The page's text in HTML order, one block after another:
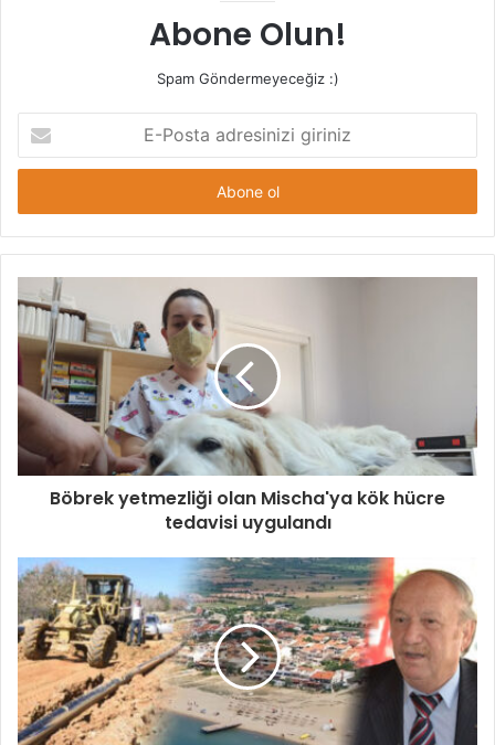
Abone Olun!
Spam Göndermeyeceğiz :)
Posta
adresinizi
Böbrek yetmezliği olan Mischa'ya kök hücre
tedavisi uygulandı